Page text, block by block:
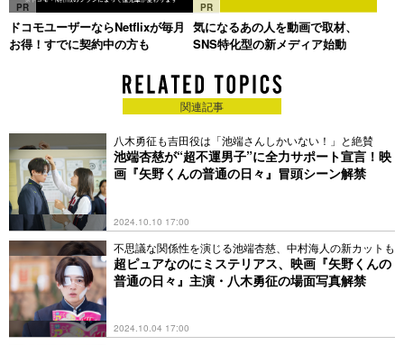
PR
ドコモユーザーならNetflixが毎月
お得！すでに契約中の方も
PR
気になるあの人を動画で取材、
SNS特化型の新メディア始動
関連記事
八木勇征も吉田役は「池端さんしかいない！」と絶賛
池端杏慈が“超不運男子”に全力サポート宣言！映
画『矢野くんの普通の日々』冒頭シーン解禁
2024.10.10 17:00
不思議な関係性を演じる池端杏慈、中村海人の新カットも
超ピュアなのにミステリアス、映画『矢野くんの
普通の日々』主演・八木勇征の場面写真解禁
2024.10.04 17:00